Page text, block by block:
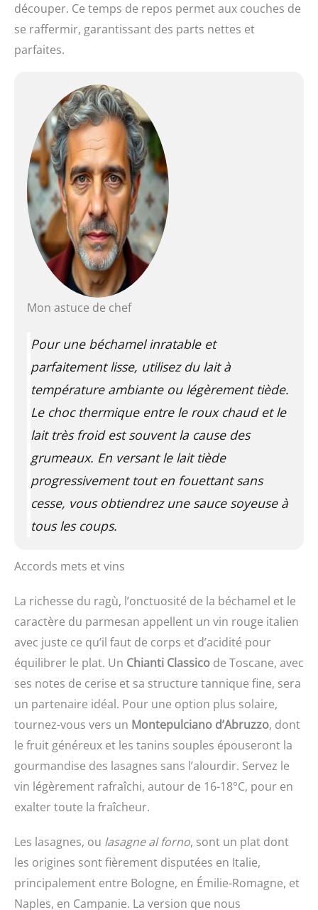
découper. Ce temps de repos permet aux couches de
se raffermir, garantissant des parts nettes et
parfaites.
Mon astuce de chef
Pour une béchamel inratable et
parfaitement lisse, utilisez du lait à
température ambiante ou légèrement tiède.
Le choc thermique entre le roux chaud et le
lait très froid est souvent la cause des
grumeaux. En versant le lait tiède
progressivement tout en fouettant sans
cesse, vous obtiendrez une sauce soyeuse à
tous les coups.
Accords mets et vins
La richesse du ragù, l’onctuosité de la béchamel et le
caractère du parmesan appellent un vin rouge italien
avec juste ce qu’il faut de corps et d’acidité pour
équilibrer le plat. Un Chianti Classico de Toscane, avec
ses notes de cerise et sa structure tannique fine, sera
un partenaire idéal. Pour une option plus solaire,
tournez-vous vers un Montepulciano d’Abruzzo, dont
le fruit généreux et les tanins souples épouseront la
gourmandise des lasagnes sans l’alourdir. Servez le
vin légèrement rafraîchi, autour de 16-18°C, pour en
exalter toute la fraîcheur.
Les lasagnes, ou lasagne al forno, sont un plat dont
les origines sont fièrement disputées en Italie,
principalement entre Bologne, en Émilie-Romagne, et
Naples, en Campanie. La version que nous